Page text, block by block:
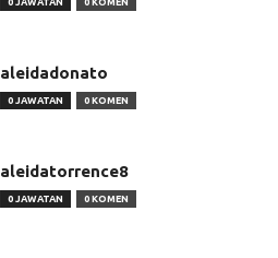
aleidadonato
0 JAWATAN 0 KOMEN
aleidatorrence8
0 JAWATAN 0 KOMEN